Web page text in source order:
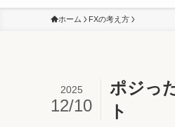
ホーム FXの考え方
ポジっ
ト
2025
12/10